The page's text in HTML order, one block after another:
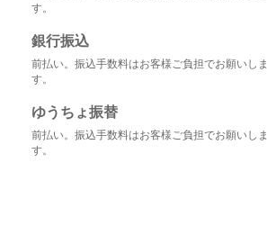
す。
銀行振込
前払い。振込手数料はお客様ご負担でお願いしま
す。
ゆうちょ振替
前払い。振込手数料はお客様ご負担でお願いしま
す。